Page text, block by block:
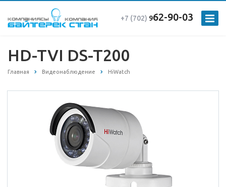
+7 (702) 962-90-03
HD-TVI DS-T200
Главная Видеонаблюдение HiWatch